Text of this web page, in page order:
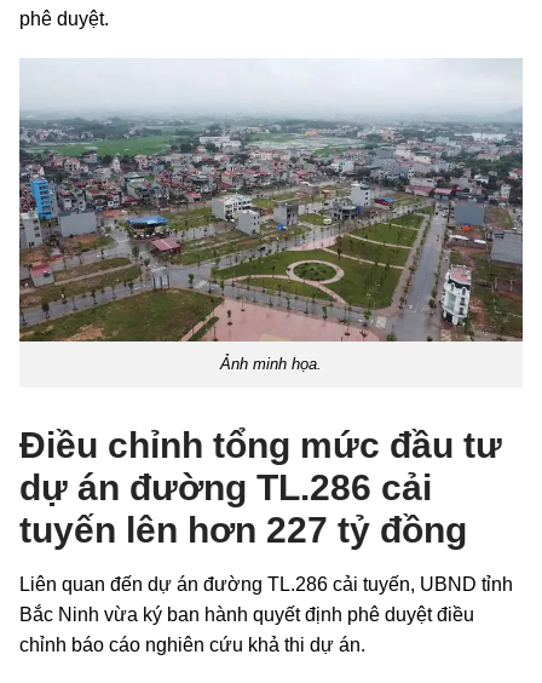
phê duyệt.
Ảnh minh họa.
Điều chỉnh tổng mức đầu tư
dự án đường TL.286 cải
tuyến lên hơn 227 tỷ đồng
Liên quan đến dự án đường TL.286 cải tuyến, UBND tỉnh
Bắc Ninh vừa ký ban hành quyết định phê duyệt điều
chỉnh báo cáo nghiên cứu khả thi dự án.